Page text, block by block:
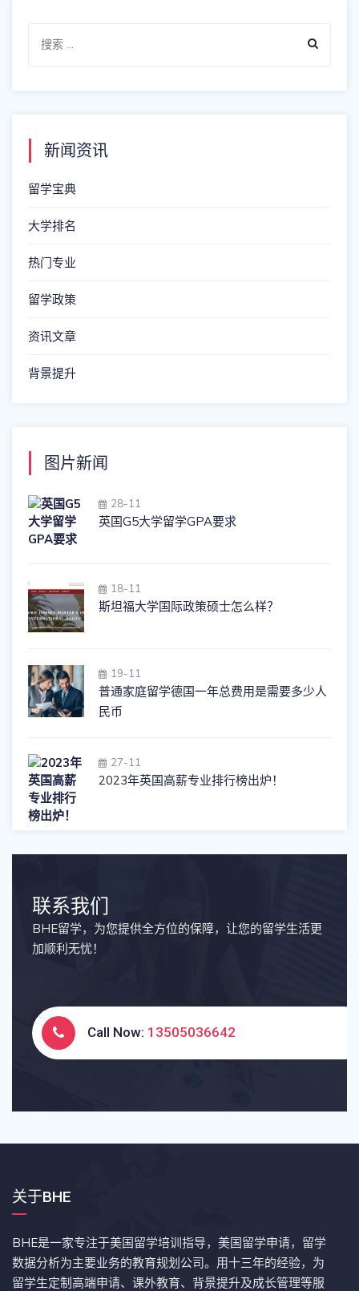
新闻资讯
留学宝典
大学排名
热门专业
留学政策
资讯文章
背景提升
图片新闻
28-11
英国G5大学留学GPA要求
18-11
斯坦福大学国际政策硕士怎么样？
19-11
普通家庭留学德国一年总费用是需要多少人
民币
27-11
2023年英国高薪专业排行榜出炉！
联系我们
BHE留学，为您提供全方位的保障，让您的留学生活更
加顺利无忧！
Call Now: 13505036642
关于BHE
BHE是一家专注于美国留学培训指导，美国留学申请，留学
数据分析为主要业务的教育规划公司。用十三年的经验，为
留学生定制高端申请、课外教育、背景提升及成长管理等服